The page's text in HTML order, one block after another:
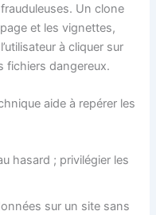
Un clone
et les vignettes,
à cliquer sur
fichiers dangereux.
aide à repérer les
hasard ; privilégier les
sur un site sans